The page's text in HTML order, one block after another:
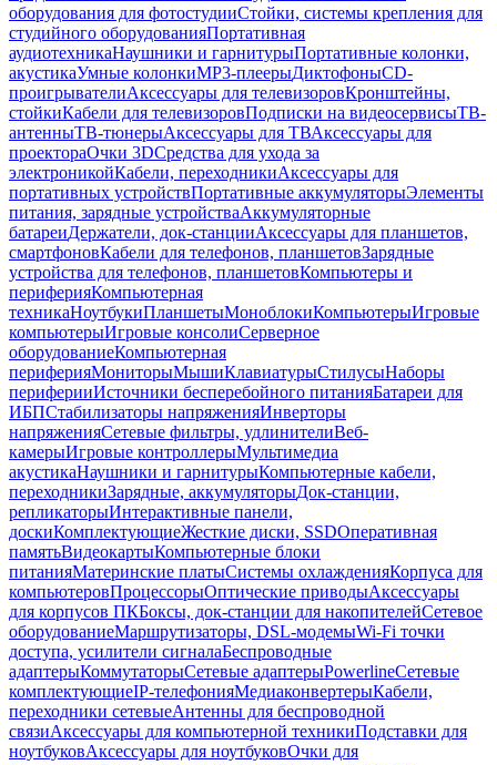
оборудования для фотостудииСтойки, системы крепления для
студийного оборудованияПортативная
аудиотехникаНаушники и гарнитурыПортативные колонки,
акустикаУмные колонкиMP3-плеерыДиктофоныCD-
проигрывателиАксессуары для телевизоровКронштейны,
стойкиКабели для телевизоровПодписки на видеосервисыТВ-
антенныТВ-тюнерыАксессуары для ТВАксессуары для
проектораОчки 3DСредства для ухода за
электроникойКабели, переходникиАксессуары для
портативных устройствПортативные аккумуляторыЭлементы
питания, зарядные устройстваАккумуляторные
батареиДержатели, док-станцииАксессуары для планшетов,
смартфоновКабели для телефонов, планшетовЗарядные
устройства для телефонов, планшетовКомпьютеры и
периферияКомпьютерная
техникаНоутбукиПланшетыМоноблокиКомпьютерыИгровые
компьютерыИгровые консолиСерверное
оборудованиеКомпьютерная
периферияМониторыМышиКлавиатурыСтилусыНаборы
периферииИсточники бесперебойного питанияБатареи для
ИБПСтабилизаторы напряженияИнверторы
напряженияСетевые фильтры, удлинителиВеб-
камерыИгровые контроллерыМультимедиа
акустикаНаушники и гарнитурыКомпьютерные кабели,
переходникиЗарядные, аккумуляторыДок-станции,
репликаторыИнтерактивные панели,
доскиКомплектующиеЖесткие диски, SSDОперативная
памятьВидеокартыКомпьютерные блоки
питанияМатеринские платыСистемы охлажденияКорпуса для
компьютеровПроцессорыОптические приводыАксессуары
для корпусов ПКБоксы, док-станции для накопителейСетевое
оборудованиеМаршрутизаторы, DSL-модемыWi-Fi точки
доступа, усилители сигналаБеспроводные
адаптерыКоммутаторыСетевые адаптерыPowerlineСетевые
комплектующиеIP-телефонияМедиаконвертерыКабели,
переходники сетевыеАнтенны для беспроводной
связиАксессуары для компьютерной техникиПодставки для
ноутбуковАксессуары для ноутбуковОчки для